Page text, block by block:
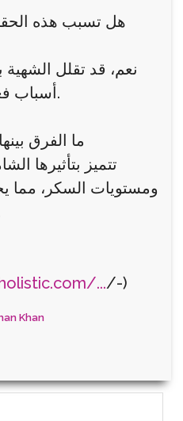
هل تسبب هذه
نعم، قد تقلل
أسباب فعاليتها في إنقاص الوزن.
ما الفرق
تتميز بتأثيرها
ومستويات السكر، مما
.../-)
Khan